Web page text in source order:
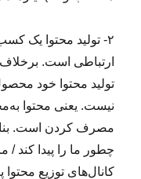
۲- تولید محتوا یک
ارتباطی است. برخلاف
تولید محتوا خود
نیست. یعنی محتوا
مصرف کردن است.
چطور ما را پیدا کند /
کانال‌های توزیع محتوا